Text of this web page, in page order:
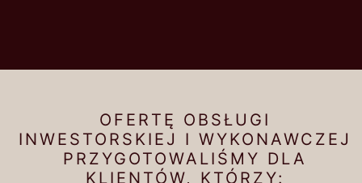
OFERTĘ OBSŁUGI
INWESTORSKIEJ I WYKONAWCZEJ
PRZYGOTOWALIŚMY DLA
KLIENTÓW, KTÓRZY: